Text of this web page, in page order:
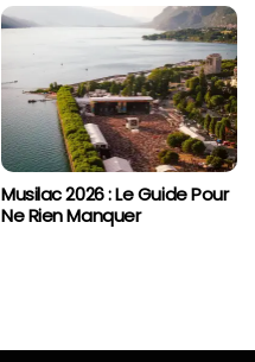
Musilac 2026 : Le Guide Pour
Ne Rien Manquer